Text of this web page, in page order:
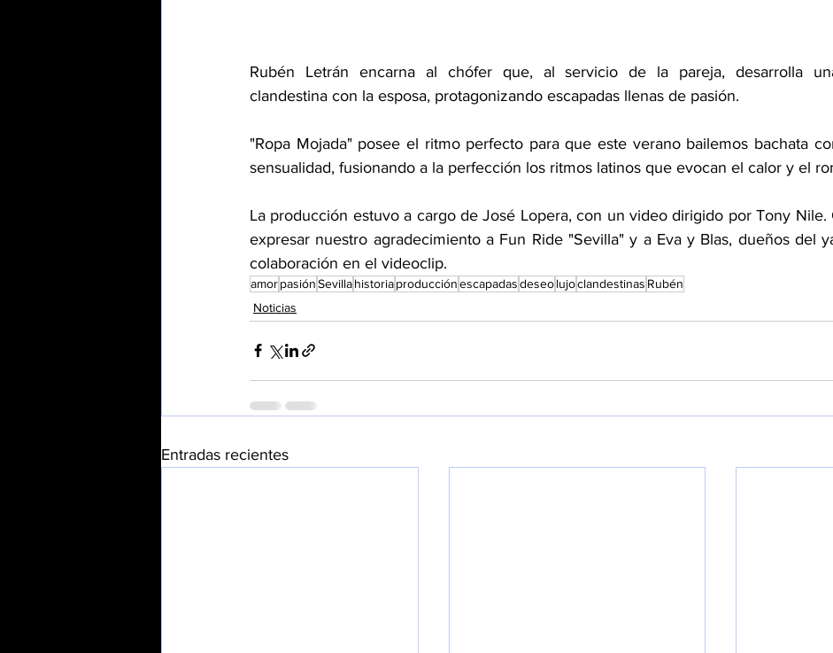
Rubén Letrán encarna al chófer que, al servicio de la pareja, desarrolla
clandestina con la esposa, protagonizando escapadas llenas de pasión.
"Ropa Mojada" posee el ritmo perfecto para que este verano bailemos bachata
sensualidad, fusionando a la perfección los ritmos latinos que evocan el calor y el
La producción estuvo a cargo de José Lopera, con un video dirigido por Tony Nile.
expresar nuestro agradecimiento a Fun Ride "Sevilla" y a Eva y Blas, dueños del
colaboración en el videoclip.
amorpasiónSevillahistoriaproducciónescapadasdeseolujoclandestinas Rubén
Noticias
Entradas recientes